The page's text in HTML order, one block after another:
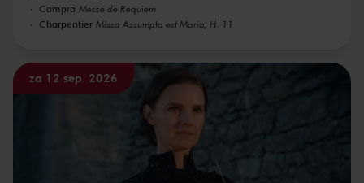
Campra Messe de Requiem
Charpentier Missa Assumpta est Maria, H. 11
za 12 sep. 2026